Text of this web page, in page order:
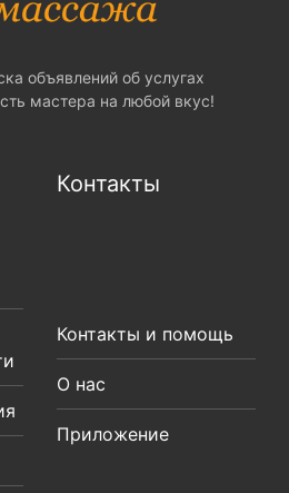
объявлений об услугах
мастера на любой вкус!
Контакты
Контакты и помощь
О нас
Приложение